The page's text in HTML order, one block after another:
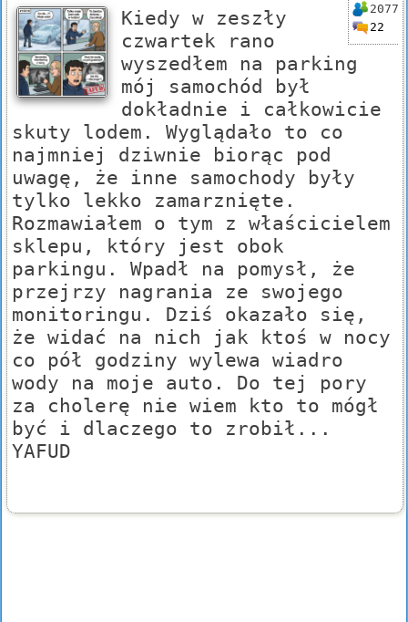
2077
22
Kiedy w zeszły
czwartek rano
wyszedłem na parking
mój samochód był
dokładnie i całkowicie
skuty lodem. Wyglądało to co
najmniej dziwnie biorąc pod
uwagę, że inne samochody były
tylko lekko zamarznięte.
Rozmawiałem o tym z właścicielem
sklepu, który jest obok
parkingu. Wpadł na pomysł, że
przejrzy nagrania ze swojego
monitoringu. Dziś okazało się,
że widać na nich jak ktoś w nocy
co pół godziny wylewa wiadro
wody na moje auto. Do tej pory
za cholerę nie wiem kto to mógł
być i dlaczego to zrobił...
YAFUD